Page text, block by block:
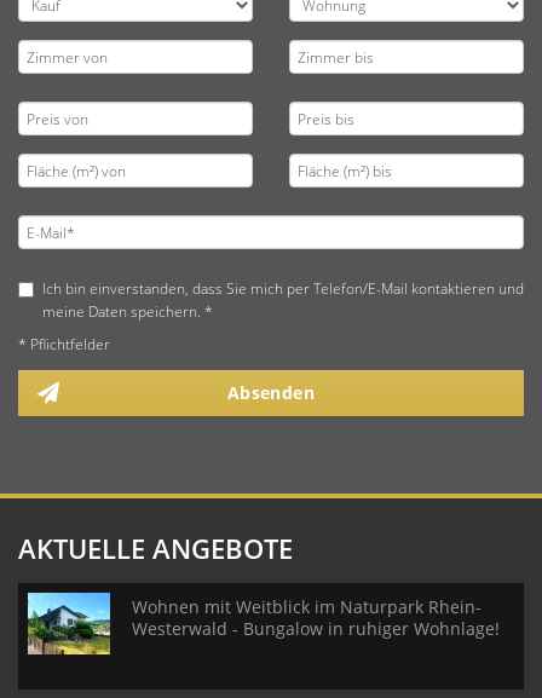
Ich bin einverstanden, dass Sie mich per Telefon/E-Mail kontaktieren und
meine Daten speichern. *
* Pflichtfelder
Absenden
AKTUELLE ANGEBOTE
Wohnen mit Weitblick im Naturpark Rhein-
Westerwald - Bungalow in ruhiger Wohnlage!